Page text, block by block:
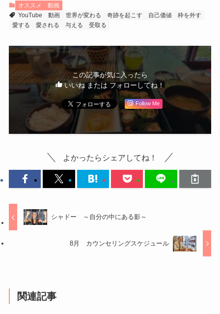
オススメ
動画
YouTube
動画 世界が変わる 奇跡を起こす 自己価値
枠を外す
愛する
愛される 与える 受取る
この記事が気に入ったら
いいね または フォローしてね！
Follow Me
よかったらシェアしてね！
シャドー ～自分の中にある影～
8月 カウンセリングスケジュール
関連記事